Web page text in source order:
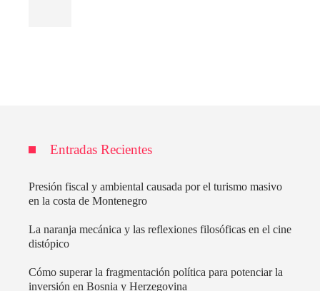
Entradas Recientes
Presión fiscal y ambiental causada por el turismo masivo
en la costa de Montenegro
La naranja mecánica y las reflexiones filosóficas en el cine
distópico
Cómo superar la fragmentación política para potenciar la
inversión en Bosnia y Herzegovina